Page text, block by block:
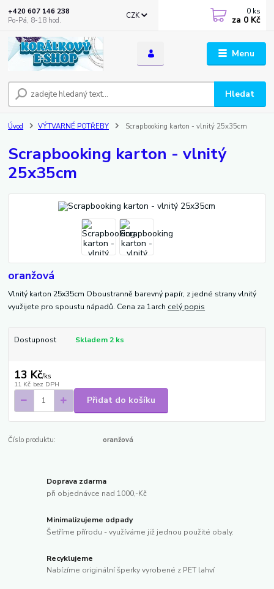
Menu
CZK
Hledat
+420 607 146 238
Po-Pá, 8-18 hod.
0 ks
za 0 Kč
Úvod VÝTVARNÉ POTŘEBY Scrapbooking karton - vlnitý 25x35cm
Scrapbooking karton - vlnitý
25x35cm
oranžová
Vlnitý karton 25x35cm Oboustranně barevný papír, z jedné strany vlnitý
využijete pro spoustu nápadů. Cena za 1arch celý popis
Dostupnost Skladem 2 ks
13 Kč/ks
11 Kč bez DPH
Přidat do košíku
Číslo produktu: oranžová
Doprava zdarma
při objednávce nad 1000,-Kč
Minimalizujeme odpady
Šetříme přírodu - využíváme již jednou použité obaly.
Recyklujeme
Nabízíme originální šperky vyrobené z PET lahví